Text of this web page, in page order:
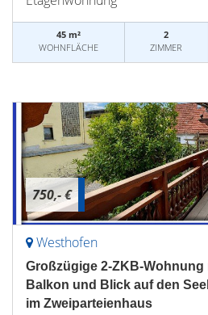
45 m²
WOHNFLÄCHE
2
ZIMMER
750,- €
Westhofen
Großzügige 2-ZKB-
Balkon und Blick auf den
im Zweiparteienhaus